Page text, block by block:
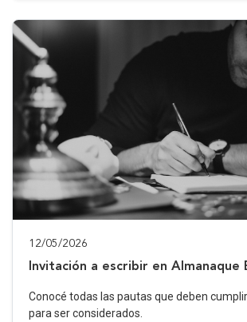
12/05/2026
Invitación a escribir en Almanaque
Conocé todas las pautas que deben
para ser considerados.